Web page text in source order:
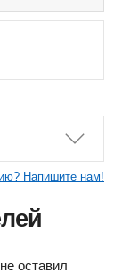
Напишите нам!
оставил